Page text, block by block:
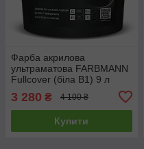
Фарба акрилова
ультраматова FARBMANN
Fullcover (біла В1) 9 л
3 280 ₴ 4 100 ₴
Купити